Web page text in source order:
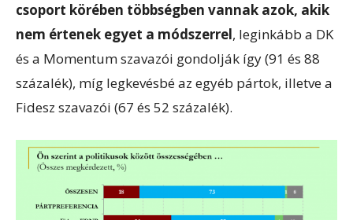
csoport körében többségben vannak azok, akik
nem értenek egyet a módszerrel, leginkább a DK
és a Momentum szavazói gondolják így (91 és 88
százalék), míg legkevésbé az egyéb pártok, illetve a
Fidesz szavazói (67 és 52 százalék).